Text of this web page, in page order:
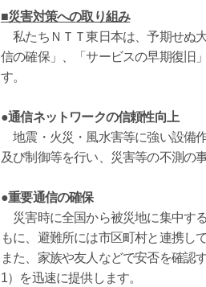
■災害対策への取り組み
私たちＮＴＴ東日本は、予期せぬ
信の確保」、「サービスの早期復旧
す。
●通信ネットワークの信頼性向上
地震・火災・風水害等に強い設備
及び制御等を行い、災害等の不測の
●重要通信の確保
災害時に全国から被災地に集中す
もに、避難所には市区町村と連携し
また、家族や友人などで安否を確認
1）を迅速に提供します。